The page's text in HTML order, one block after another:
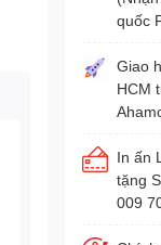
quốc
Giao
HCM
In ấn
tặng
009